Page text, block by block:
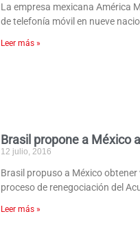
La empresa mexicana América
de telefonía móvil en nueve
Leer más »
Brasil propone a México
12 julio, 2016
Brasil propuso a México
proceso de renegociación del
Leer más »